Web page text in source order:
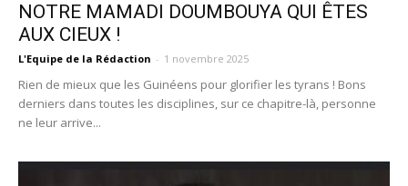
NOTRE MAMADI DOUMBOUYA QUI ÊTES
AUX CIEUX !
L'Equipe de la Rédaction - 1 novembre 2025
Rien de mieux que les Guinéens pour glorifier les tyrans ! Bons
derniers dans toutes les disciplines, sur ce chapitre-là, personne
ne leur arrive...